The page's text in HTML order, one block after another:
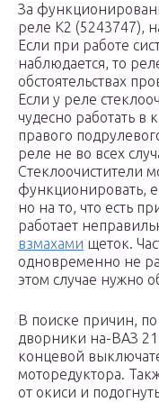
За
реле К2 (5243747),
Если при работе
наблюдается, то
обстоятельствах
Если у реле
чудесно работать
правого
реле не во всех
Стеклоочистители
функционировать,
но на то, что есть
работает
взмахами щеток.
одновременно не
этом случае нужно
В поиске причин,
дворники на-ВАЗ
концевой
моторедуктора.
от окиси и